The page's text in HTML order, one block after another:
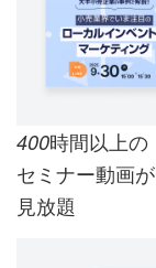
400時間以上の
セミナー動画が
見放題